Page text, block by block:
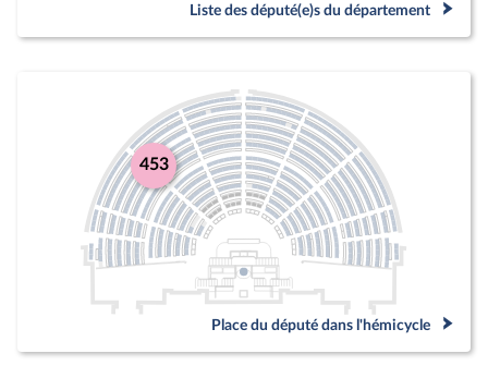
Liste des député(e)s du département
453
Place du député dans l'hémicycle